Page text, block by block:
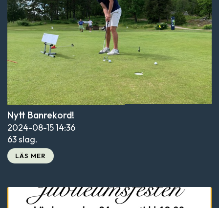
Nytt Banrekord!
2024-08-1514:36
63 slag.
LÄS MER